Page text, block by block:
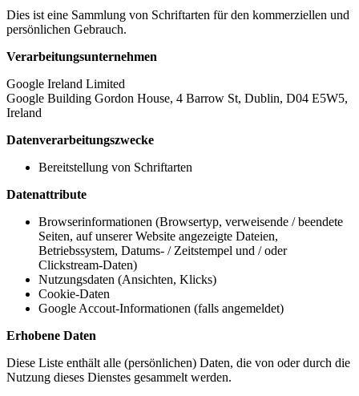
Dies ist eine Sammlung von Schriftarten für den kommerziellen und
persönlichen Gebrauch.
Verarbeitungsunternehmen
Google Ireland Limited
Google Building Gordon House, 4 Barrow St, Dublin, D04 E5W5,
Ireland
Datenverarbeitungszwecke
Bereitstellung von Schriftarten
Datenattribute
Browserinformationen (Browsertyp, verweisende / beendete
Seiten, auf unserer Website angezeigte Dateien,
Betriebssystem, Datums- / Zeitstempel und / oder
Clickstream-Daten)
Nutzungsdaten (Ansichten, Klicks)
Cookie-Daten
Google Accout-Informationen (falls angemeldet)
Erhobene Daten
Diese Liste enthält alle (persönlichen) Daten, die von oder durch die
Nutzung dieses Dienstes gesammelt werden.